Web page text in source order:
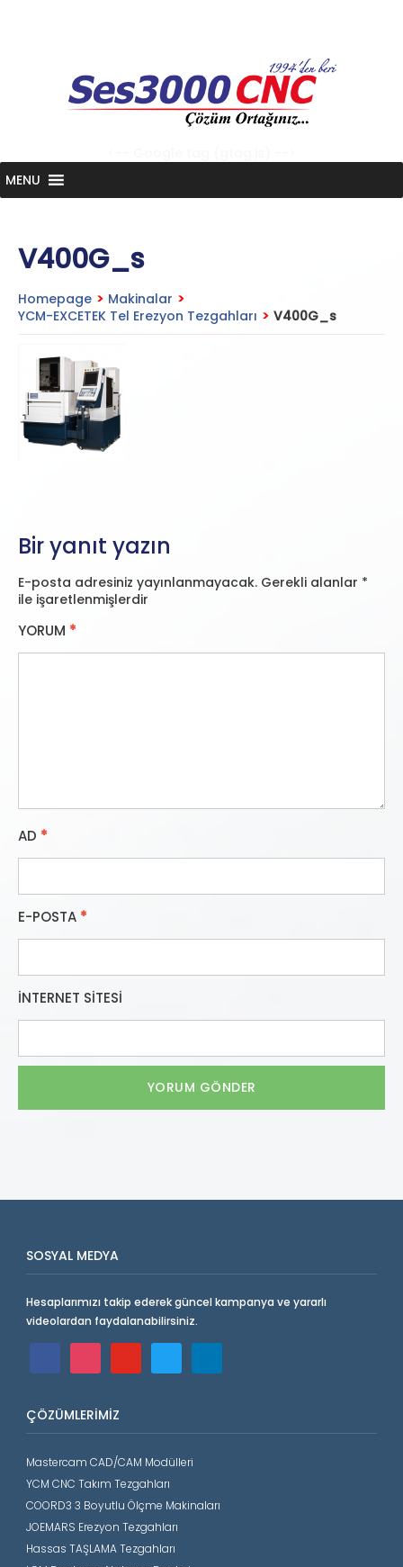
content
MENU
V400G_s
Homepage > Makinalar >
YCM-EXCETEK Tel Erezyon Tezgahları > V400G_s
Bir yanıt yazın
E-posta adresiniz yayınlanmayacak. Gerekli alanlar *
ile işaretlenmişlerdir
YORUM *
AD *
E-POSTA *
İNTERNET SITESI
SOSYAL MEDYA
Hesaplarımızı takip ederek güncel kampanya ve yararlı
videolardan faydalanabilirsiniz.
ÇÖZÜMLERIMIZ
Mastercam CAD/CAM Modülleri
YCM CNC Takım Tezgahları
COORD3 3 Boyutlu Ölçme Makinaları
JOEMARS Erezyon Tezgahları
Hassas TAŞLAMA Tezgahları